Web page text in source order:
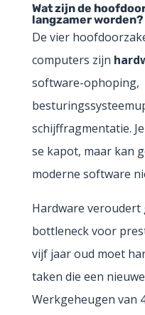
Wat zijn de
langzamer worden?
De vier
computers zijn
software-ophoping,
schijffragmentatie.
se kapot, maar kan
moderne software
Hardware veroudert
bottleneck voor
vijf jaar oud moet
taken die een
Werkgeheugen van